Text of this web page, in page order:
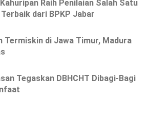
Raih Penilaian Salah Satu
dari BPKP Jabar
Termiskin di Jawa Timur, Madura
Tegaskan DBHCHT Dibagi-Bagi